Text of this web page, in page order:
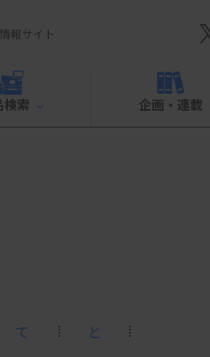
報サイト
検索 企画・連載
て と